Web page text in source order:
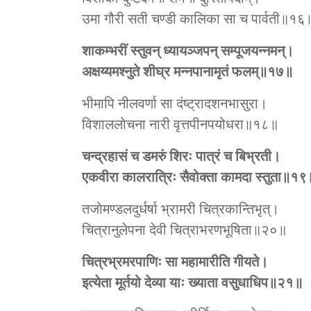
उमा गौरी सती चण्डी कालिका सा च
शाकम्भरीं स्तुवन् ध्यायञ्जपन् सम्पूजयन्नमन्।
अक्षय्यमश्‍नुते शीघ्र मन्नपानामृतं फलम्॥१७॥
भीमापि नीलवर्णा सा दंष्ट्रादशनभासुरा।
विशाललोचना नारी वृत्तपीनपयोधरा॥१८॥
चन्द्रहासं च डमरुं शिरः पात्रं च बिभ्रती।
एकवीरा कालरात्रिः सैवोक्ता कामदा
तजोमण्डलदुर्धर्षा भ्रामरी चित्रकान्तिभृत्।
चित्रानुलेपना देवी चित्राभरणभूषिता॥२०॥
चित्रभ्रमरपाणिः सा महामारीति गीयते।
इत्येता मूर्तयो देव्या याः ख्याता वसुधाधिप॥२१॥